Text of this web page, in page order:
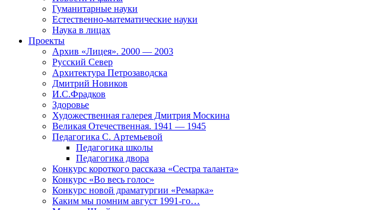
Гуманитарные науки
Естественно-математические науки
Наука в лицах
Проекты
Архив «Лицея». 2000 — 2003
Русский Север
Архитектура Петрозаводска
Дмитрий Новиков
И.С.Фрадков
Здоровье
Художественная галерея Дмитрия Москина
Великая Отечественная. 1941 — 1945
Педагогика С. Артемьевой
Педагогика школы
Педагогика двора
Конкурс короткого рассказа «Сестра таланта»
Конкурс «Во весь голос»
Конкурс новой драматургии «Ремарка»
Каким мы помним август 1991-го…